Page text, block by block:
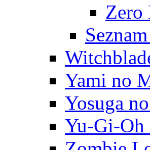
Zero
Yami no
Yosuga
Yu-Gi-Oh